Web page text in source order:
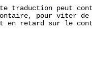
traduction peut
pour viter
en retard sur le